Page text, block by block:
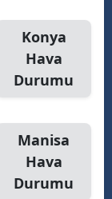
Konya
Hava
Durumu
Manisa
Hava
Durumu